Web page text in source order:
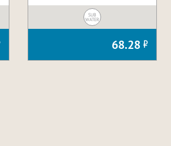
SUB
WATER
68.28